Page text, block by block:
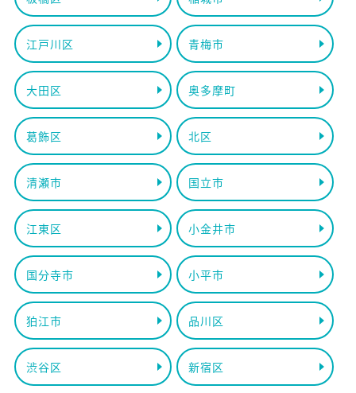
江戸川区 青梅市
大田区 奥多摩町
葛飾区 北区
清瀬市 国立市
江東区 小金井市
国分寺市 小平市
狛江市 品川区
渋谷区 新宿区